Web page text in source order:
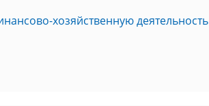
хозяйственную деятельность